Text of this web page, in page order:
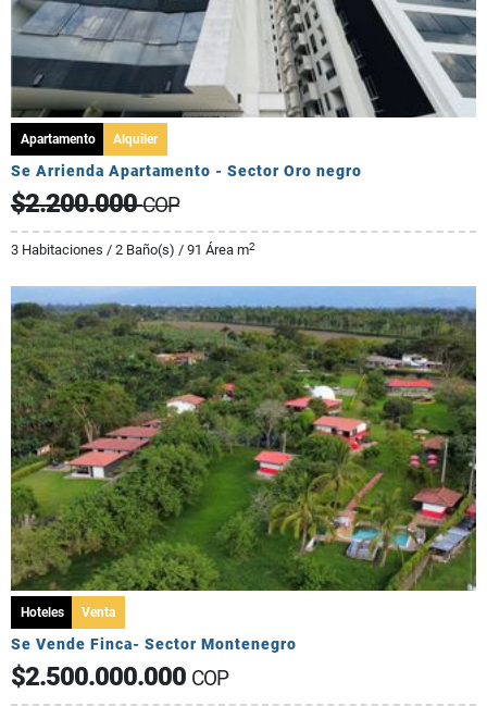
Apartamento Alquiler
Se Arrienda Apartamento - Sector Oro negro
$2.200.000COP
3 Habitaciones / 2 Baño(s) / 91 Área m2
Hoteles Venta
Se Vende Finca- Sector Montenegro
$2.500.000.000 COP